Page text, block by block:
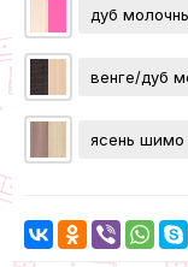
дуб
венге/дуб
ясень